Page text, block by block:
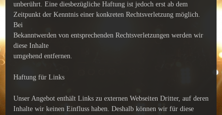
unberührt. Eine diesbezügliche Haftung ist jedoch erst ab dem
Zeitpunkt der Kenntnis einer konkreten Rechtsverletzung möglich.
Bei
Bekanntwerden von entsprechenden Rechtsverletzungen werden wir
diese Inhalte
umgehend entfernen.
Haftung für Links
Unser Angebot enthält Links zu externen Webseiten Dritter, auf deren
Inhalte wir keinen Einfluss haben. Deshalb können wir für diese